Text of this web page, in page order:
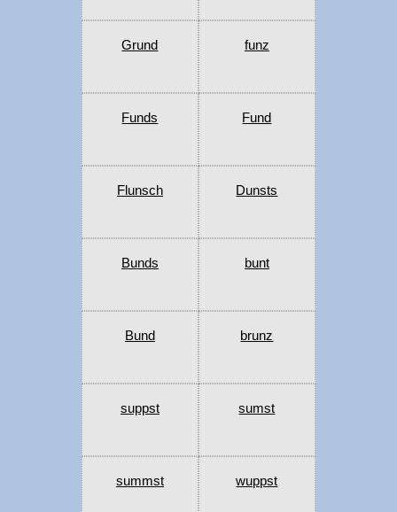
Grund funz
Funds Fund
Flunsch Dunsts
Bunds bunt
Bund brunz
suppst sumst
summst wuppst